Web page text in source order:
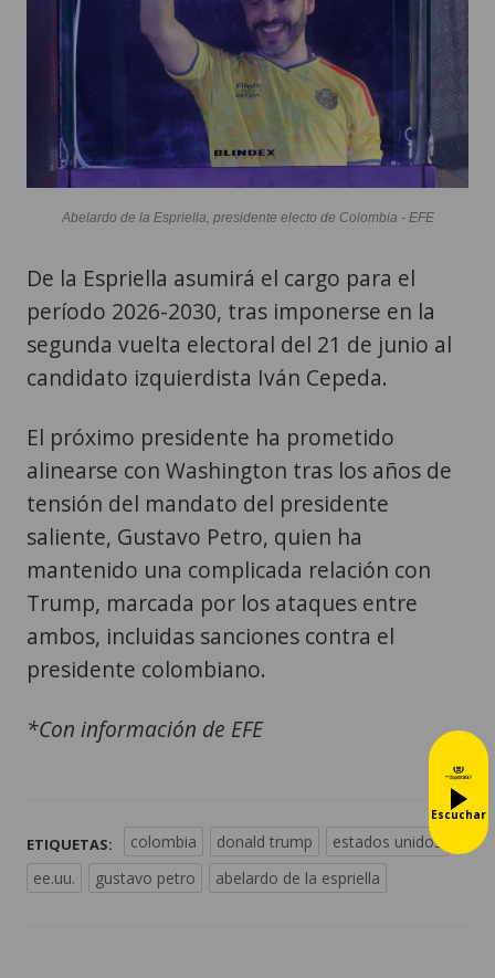
Abelardo de la Espriella, presidente electo de Colombia - EFE
De la Espriella asumirá el cargo para el
período 2026-2030, tras imponerse en la
segunda vuelta electoral del 21 de junio al
candidato izquierdista Iván Cepeda.
El próximo presidente ha prometido
alinearse con Washington tras los años de
tensión del mandato del presidente
saliente, Gustavo Petro, quien ha
mantenido una complicada relación con
Trump, marcada por los ataques entre
ambos, incluidas sanciones contra el
presidente colombiano.
*Con información de EFE
ETIQUETAS: colombia donald trump
estados unidos
ee.uu.
gustavo petro abelardo de la espriella
Escuchar